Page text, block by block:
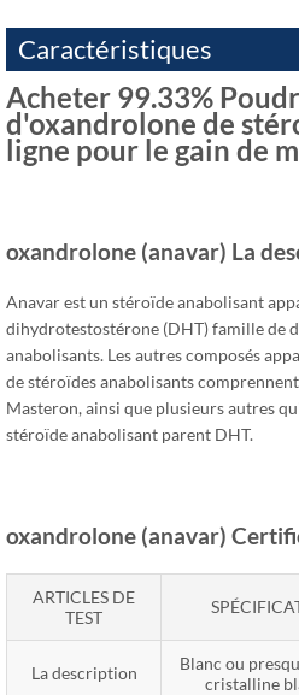
Caractéristiques
Acheter 99.33%
d'oxandrolone de
ligne pour le gain de
oxandrolone (anavar) La
Anavar est un stéroïde anabolisant
dihydrotestostérone (DHT) famille de
anabolisants. Les autres composés
de stéroïdes anabolisants
Masteron, ainsi que plusieurs autres
stéroïde anabolisant parent DHT.
oxandrolone (anavar)
ARTICLES DE
TEST
La description
Blanc ou
cristalline